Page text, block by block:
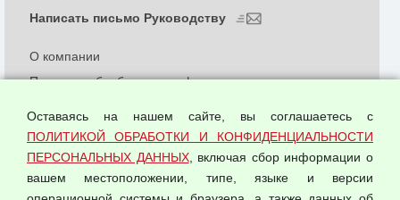
О компании
Политика обработки и конфиденциальности
Согласием на обработку персональных данных
Оферта оптовой купли-продажи
Публичная оферта
Написать письмо Руководству
Оставаясь на нашем сайте, вы соглашаетесь с
ПОЛИТИКОЙ ОБРАБОТКИ И КОНФИДЕНЦИАЛЬНОСТИ
ПЕРСОНАЛЬНЫХ ДАННЫХ, включая сбор информации о
вашем местоположении, типе, языке и версии